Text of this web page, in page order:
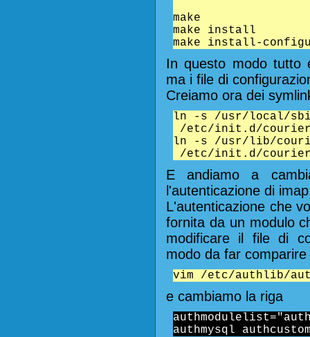
make
make install
make install-
In questo modo tutto
ma i file di
Creiamo ora dei
ln -s /usr/local/
/etc/init.d/courier-
ln -s /usr/lib/
/etc/init.d/
E andiamo a
l'autenticazione di
L'autenticazione che
fornita da un modulo
modificare il file di
modo da far
vim /etc/authlib/
e cambiamo la riga
authmysql